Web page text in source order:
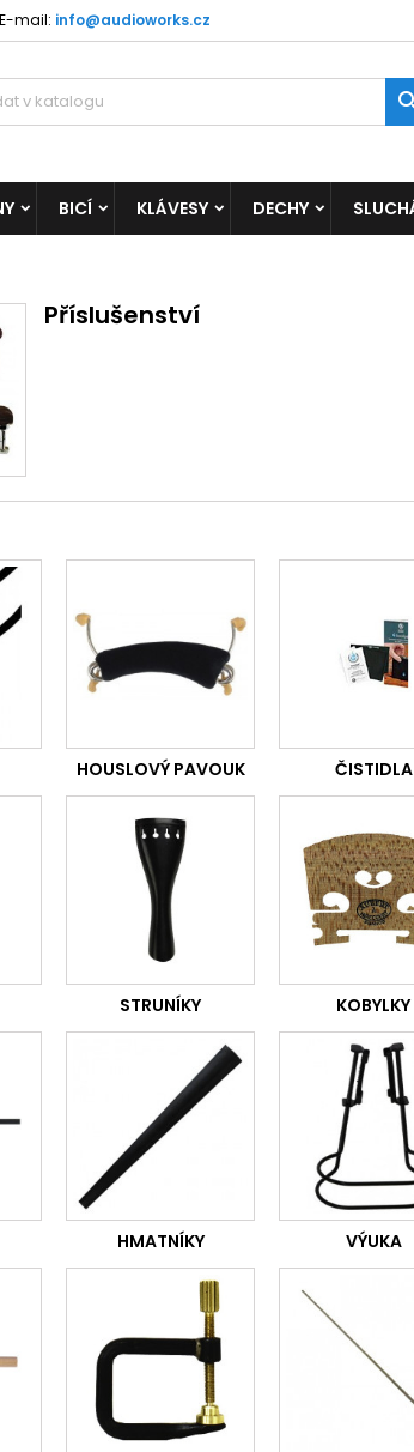
E-mail: info@audioworks.cz
BICÍ KLÁVESY DECHY
Příslušenství
HOUSLOVÝ PAVOUK ČISTIDLA
STRUNÍKY KOBYLKY
HMATNÍKY VÝUKA